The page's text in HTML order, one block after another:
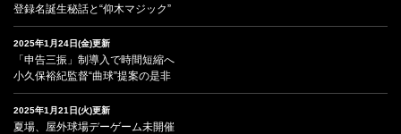
登録名誕生秘話と“仰木マジック”
2025年1月24日(金)更新
「申告三振」制導入で時間短縮へ
小久保裕紀監督“曲球”提案の是非
2025年1月21日(火)更新
夏場、屋外球場デーゲーム未開催